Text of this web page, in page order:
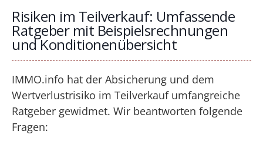
Risiken im Teilverkauf: Umfassende
Ratgeber mit Beispielsrechnungen
und Konditionenübersicht
IMMO.info hat der Absicherung und dem
Wertverlustrisiko im Teilverkauf umfangreiche
Ratgeber gewidmet. Wir beantworten folgende
Fragen: